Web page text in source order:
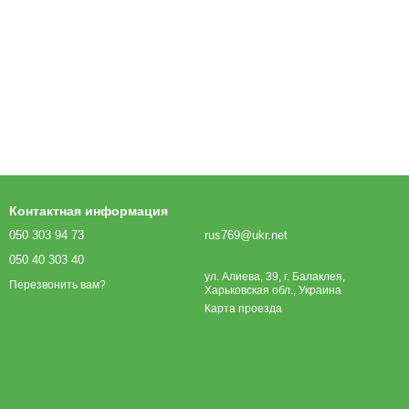
Контактная информация
050 303 94 73
050 40 303 40
Перезвонить вам?
rus769@ukr.net
ул. Алиева, 39, г. Балаклея,
Харьковская обл., Украина
Карта проезда